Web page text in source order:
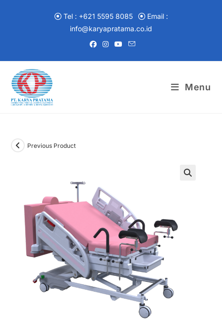
Tel : +621 5595 8085
Email :
info@karyapratama.co.id
Menu
Previous Product